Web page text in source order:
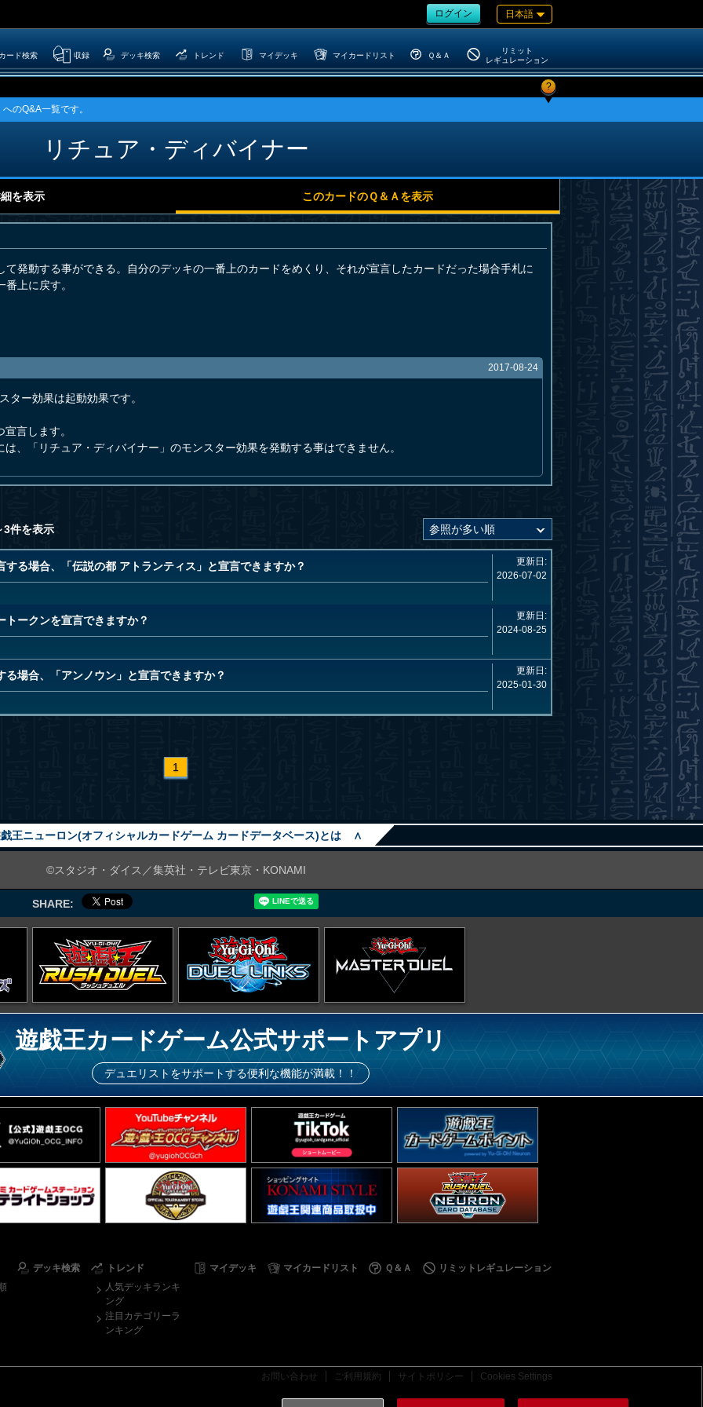
ログイン 日本語
ード検索 収録 デッキ検索 トレンド マイデッキ マイカードリスト Ｑ＆Ａ
リミット
レギュレーション
?
のQ&A一覧です。
リチュア・ディバイナー
を表示 このカードのＱ＆Ａを表示
発動する事ができる。自分のデッキの一番上のカードをめくり、それが宣言したカードだった場合手札に
上に戻す。
2017-08-24
ター効果は起動効果です。
言します。
、「リチュア・ディバイナー」のモンスター効果を発動する事はできません。
3件を表示
る場合、「伝説の都 アトランティス」と宣言できますか？
更新日:
2026-07-02
ークンを宣言できますか？
更新日:
2024-08-25
場合、「アンノウン」と宣言できますか？
更新日:
2025-01-30
1
王ニューロン(オフィシャルカードゲーム カードデータベース)とは ∧
©スタジオ・ダイス／集英社・テレビ東京・KONAMI
SHARE:
遊戯王カードゲーム公式サポートアプリ
デュエリストをサポートする便利な機能が満載！！
デッキ検索
トレンド
人気デッキランキ
ング
注目カテゴリーラ
ンキング
マイデッキ マイカードリスト Ｑ＆Ａ リミットレギュレーション
お問い合わせ ご利用規約 サイトポリシー Cookies Settings